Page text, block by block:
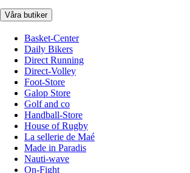
Våra butiker
Basket-Center
Daily Bikers
Direct Running
Direct-Volley
Foot-Store
Galop Store
Golf and co
Handball-Store
House of Rugby
La sellerie de Maé
Made in Paradis
Nauti-wave
On-Fight